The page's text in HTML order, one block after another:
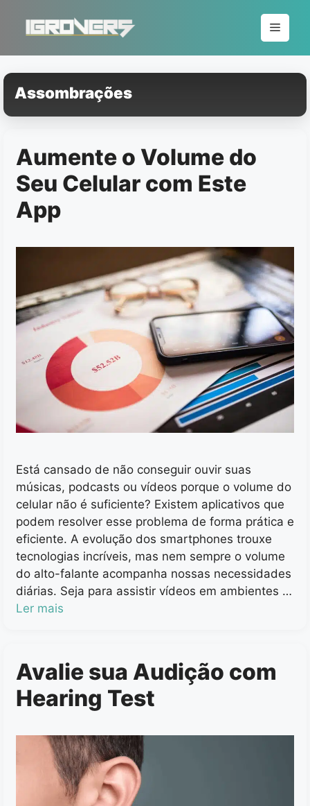
conteúdo
Menu
Assombrações
Aumente o Volume do
Seu Celular com Este
App
Está cansado de não conseguir ouvir suas
músicas, podcasts ou vídeos porque o volume do
celular não é suficiente? Existem aplicativos que
podem resolver esse problema de forma prática e
eficiente. A evolução dos smartphones trouxe
tecnologias incríveis, mas nem sempre o volume
do alto-falante acompanha nossas necessidades
diárias. Seja para assistir vídeos em ambientes …
Ler mais
Avalie sua Audição com
Hearing Test